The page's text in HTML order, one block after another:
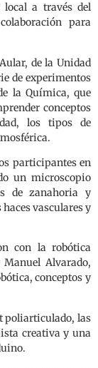
a través del
para
de la Unidad
de experimentos
la Química, que
conceptos
los tipos de
participantes en
un microscopio
de zanahoria y
vasculares y
con la robótica
Alvarado,
conceptos y
poliarticulado, las
creativa y una